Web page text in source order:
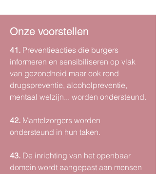
Onze voorstellen
41. Preventieacties die burgers
informeren en sensibiliseren op vlak
van gezondheid maar ook rond
drugspreventie, alcoholpreventie,
mentaal welzijn... worden ondersteund.
42. Mantelzorgers worden
ondersteund in hun taken.
43. De inrichting van het openbaar
domein wordt aangepast aan mensen